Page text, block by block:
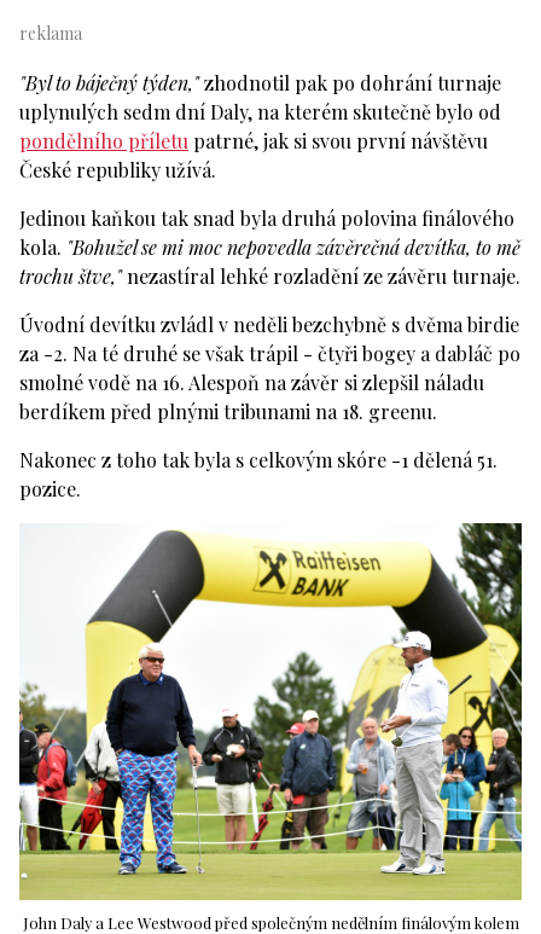
"Byl to báječný týden,"zhodnotil pak po dohrání turnaje
uplynulých sedm dní Daly, na kterém skutečně bylo od
pondělního příletu patrné, jak si svou první návštěvu
České republiky užívá.
Jedinou kaňkou tak snad byla druhá polovina finálového
kola. "Bohužel se mi moc nepovedla závěrečná devítka, to mě
trochu štve,"nezastíral lehké rozladění ze závěru turnaje.
Úvodní devítku zvládl v neděli bezchybně s dvěma birdie
za -2. Na té druhé se však trápil - čtyři bogey a dabláč po
smolné vodě na 16. Alespoň na závěr si zlepšil náladu
berdíkem před plnými tribunami na 18. greenu.
Nakonec z toho tak byla s celkovým skóre -1 dělená 51.
pozice.
John Daly a Lee Westwood před společným nedělním finálovým kolem